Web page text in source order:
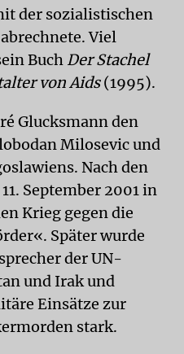
der sozialistischen
Viel
Buch Der Stachel
von Aids(1995).
Glucksmann den
Milosevic und
Nach den
September 2001 in
Krieg gegen die
Später wurde
der UN-
und Irak und
Einsätze zur
stark.